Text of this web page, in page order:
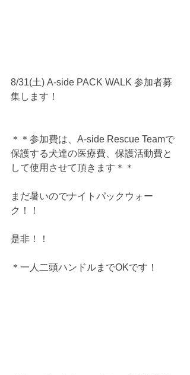
8/31(土) A-side PACK WALK 参加者募
集します！
＊＊参加費は、A-side Rescue Teamで
保護する犬達の医療費、保護活動費と
して使用させて頂きます＊＊
まだ暑いのでナイトパックウォー
ク！！
是非！！
＊一人二頭ハンドルまでOKです！